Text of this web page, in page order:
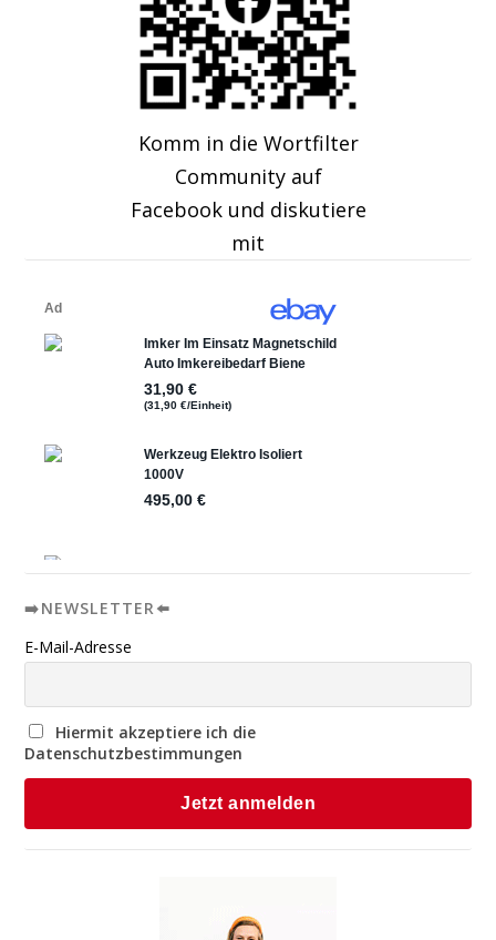
Komm in die Wortfilter
Community auf
Facebook und diskutiere
mit
➡️NEWSLETTER⬅️
E-Mail-Adresse
Hiermit akzeptiere ich die
Datenschutzbestimmungen